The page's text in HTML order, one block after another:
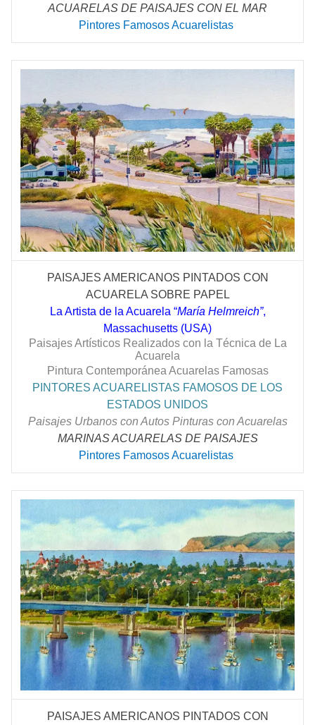
ACUARELAS DE PAISAJES CON EL MAR
Pintores Famosos Acuarelistas
PAISAJES AMERICANOS PINTADOS CON
ACUARELA SOBRE PAPEL
La Artista de la Acuarela “María Helmreich”,
Massachusetts (USA)
Paisajes Artísticos Realizados con la Técnica de La
Acuarela
Pintura Contemporánea Acuarelas Famosas
PINTORES ACUARELISTAS FAMOSOS DE LOS
ESTADOS UNIDOS
Paisajes Urbanos con Autos Pinturas con Acuarelas
MARINAS ACUARELAS DE PAISAJES
Pintores Famosos Acuarelistas
PAISAJES AMERICANOS PINTADOS CON